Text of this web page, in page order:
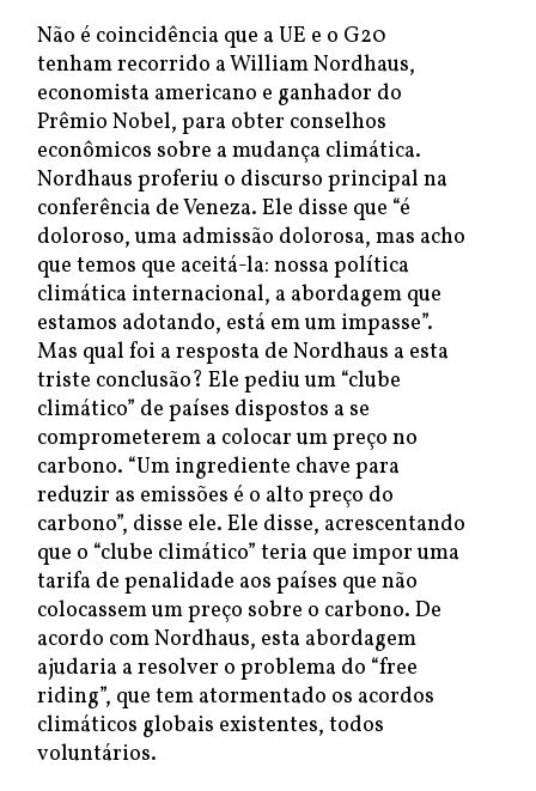
Não é coincidência que a UE e o G20
tenham recorrido a William Nordhaus,
economista americano e ganhador do
Prêmio Nobel, para obter conselhos
econômicos sobre a mudança climática.
Nordhaus proferiu o discurso principal na
conferência de Veneza. Ele disse que “é
doloroso, uma admissão dolorosa, mas acho
que temos que aceitá-la: nossa política
climática internacional, a abordagem que
estamos adotando, está em um impasse”.
Mas qual foi a resposta de Nordhaus a esta
triste conclusão? Ele pediu um “clube
climático” de países dispostos a se
comprometerem a colocar um preço no
carbono. “Um ingrediente chave para
reduzir as emissões é o alto preço do
carbono”, disse ele. Ele disse, acrescentando
que o “clube climático” teria que impor uma
tarifa de penalidade aos países que não
colocassem um preço sobre o carbono. De
acordo com Nordhaus, esta abordagem
ajudaria a resolver o problema do “free
riding”, que tem atormentado os acordos
climáticos globais existentes, todos
voluntários.